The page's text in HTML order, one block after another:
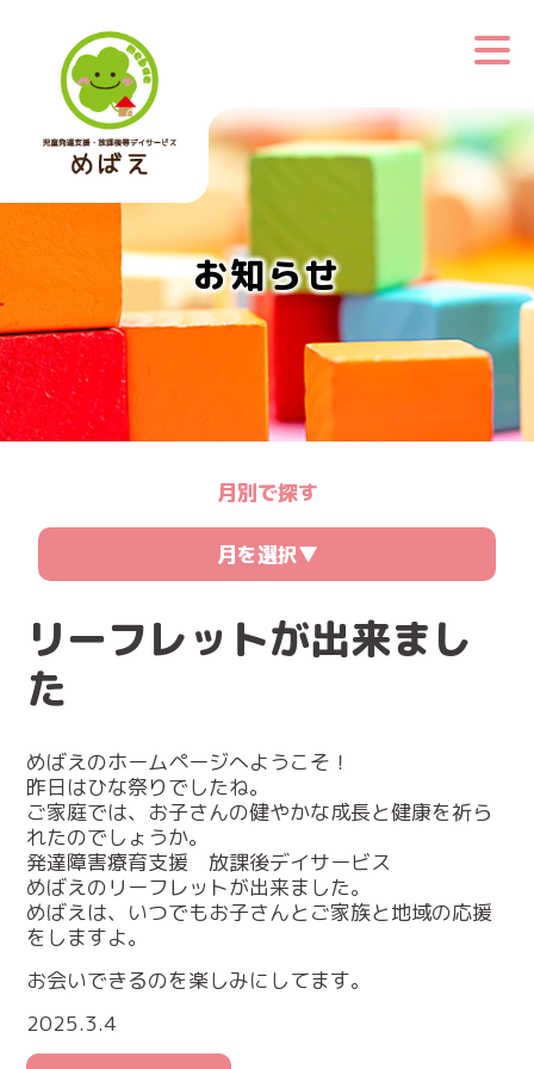
お知らせ
月別で探す
月を選択▼
リーフレットが出来まし
た
めばえのホームページへようこそ！
昨日はひな祭りでしたね。
ご家庭では、お子さんの健やかな成長と健康を祈ら
れたのでしょうか。
発達障害療育支援 放課後デイサービス
めばえのリーフレットが出来ました。
めばえは、いつでもお子さんとご家族と地域の応援
をしますよ。
お会いできるのを楽しみにしてます。
2025.3.4